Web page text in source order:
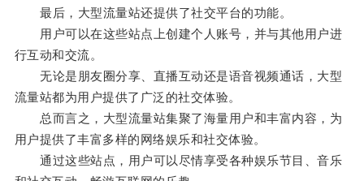
最后，大型流量站还提供了社交平台的功能。
用户可以在这些站点上创建个人账号，并与其他用户进
行互动和交流。
无论是朋友圈分享、直播互动还是语音视频通话，大型
流量站都为用户提供了广泛的社交体验。
总而言之，大型流量站集聚了海量用户和丰富内容，为
用户提供了丰富多样的网络娱乐和社交体验。
通过这些站点，用户可以尽情享受各种娱乐节目、音乐